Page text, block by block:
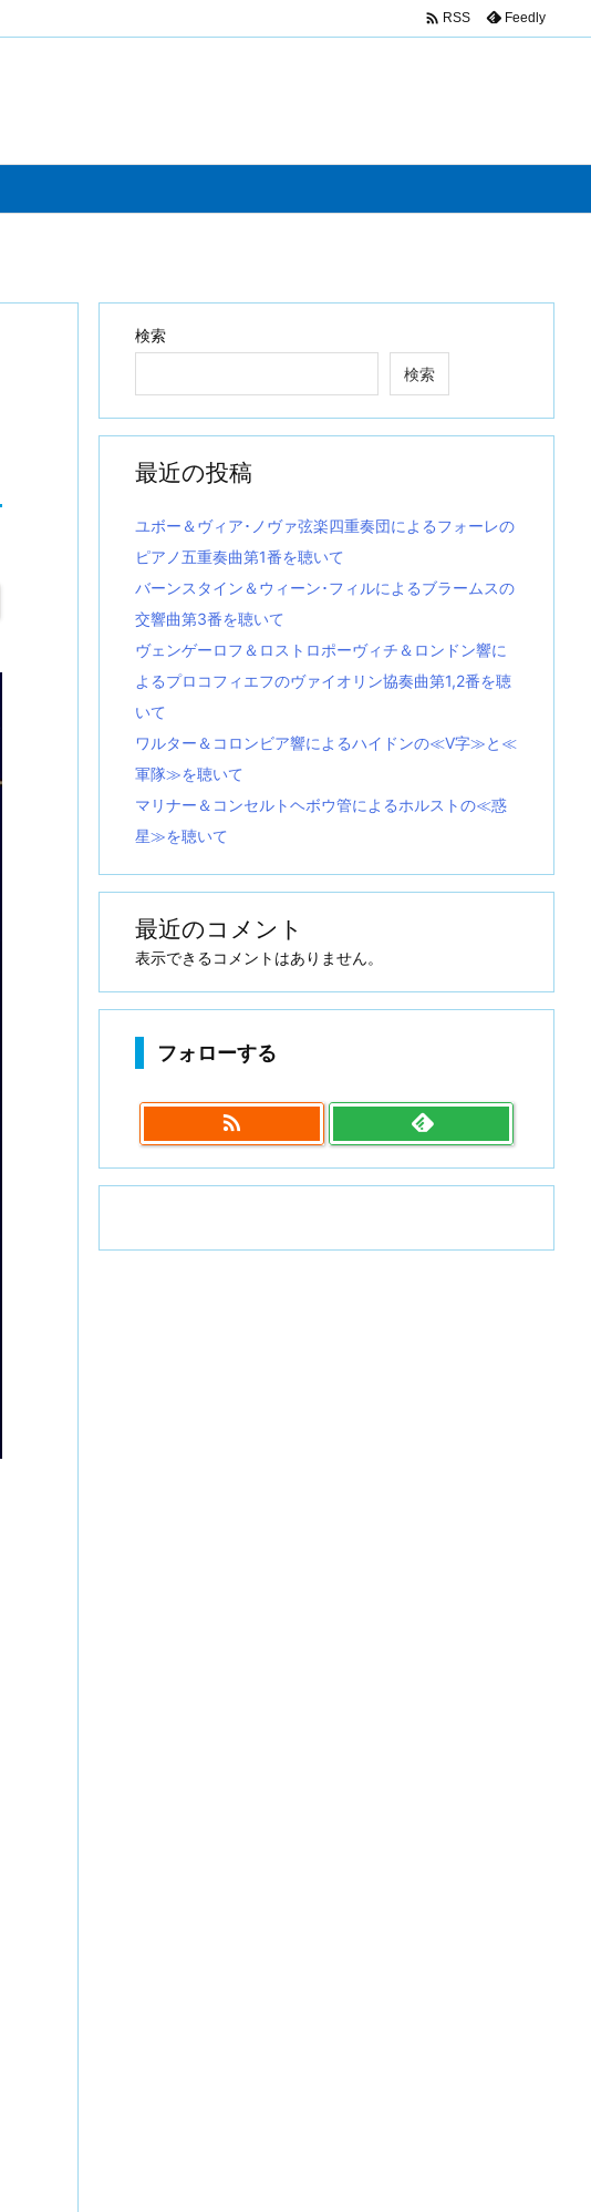
 RSS Feedly
検索
検索
最近の投稿
ユボー＆ヴィア･ノヴァ弦楽四重奏団によるフォーレの
ピアノ五重奏曲第1番を聴いて
バーンスタイン＆ウィーン･フィルによるブラームスの
交響曲第3番を聴いて
ヴェンゲーロフ＆ロストロポーヴィチ＆ロンドン響に
よるプロコフィエフのヴァイオリン協奏曲第1,2番を聴
いて
ワルター＆コロンビア響によるハイドンの≪V字≫と≪
軍隊≫を聴いて
マリナー＆コンセルトヘボウ管によるホルストの≪惑
星≫を聴いて
最近のコメント
表示できるコメントはありません。
フォローする
